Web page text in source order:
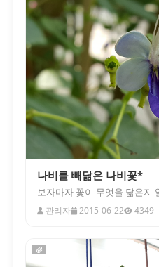
나비를 빼닮은 나비꽃*
보자마자 꽃이 무엇을 닮은지
관리자 2015-06-22 4349